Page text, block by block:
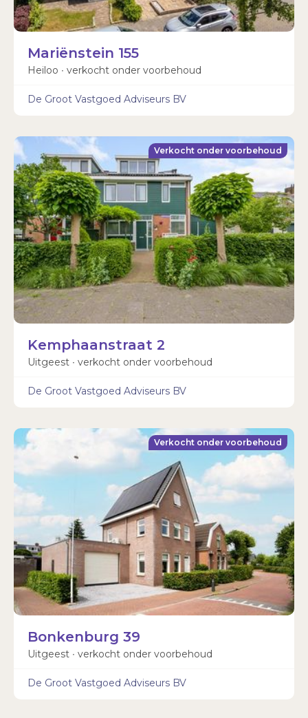
Mariënstein 155
Heiloo ∙ verkocht onder voorbehoud
De Groot Vastgoed Adviseurs BV
Verkocht onder voorbehoud
Kemphaanstraat 2
Uitgeest ∙ verkocht onder voorbehoud
De Groot Vastgoed Adviseurs BV
Verkocht onder voorbehoud
Bonkenburg 39
Uitgeest ∙ verkocht onder voorbehoud
De Groot Vastgoed Adviseurs BV